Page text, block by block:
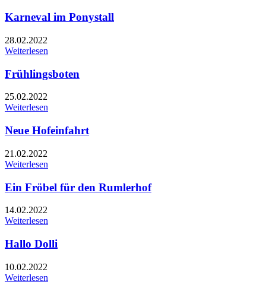
Karneval im Ponystall
28.02.2022
Weiterlesen
Frühlingsboten
25.02.2022
Weiterlesen
Neue Hofeinfahrt
21.02.2022
Weiterlesen
Ein Fröbel für den Rumlerhof
14.02.2022
Weiterlesen
Hallo Dolli
10.02.2022
Weiterlesen